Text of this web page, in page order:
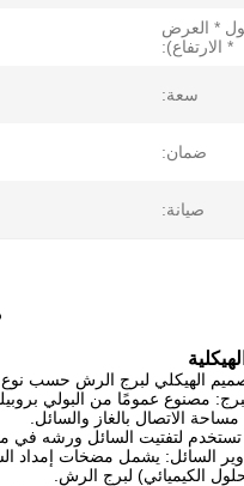
* العرض
* الارتفاع):
سعة:
ضمان:
صيانة:
الهيكلي لبرج الرش حسب نوع
مصنوع عمومًا من البولي
الاتصال بالغاز والسائل.
السائل: يشمل مضخات إمداد
الكيميائي) لبرج الرش.